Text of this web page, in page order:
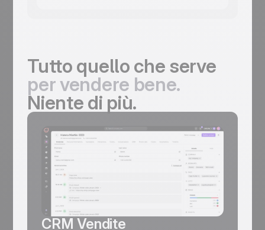
Tutto quello che serve
per vendere bene.
Niente di più.
CRM Vendite